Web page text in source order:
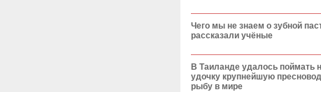
Чего мы не знаем о зубной
рассказали учёные
В Таиланде удалось поймать
удочку крупнейшую
рыбу в мире